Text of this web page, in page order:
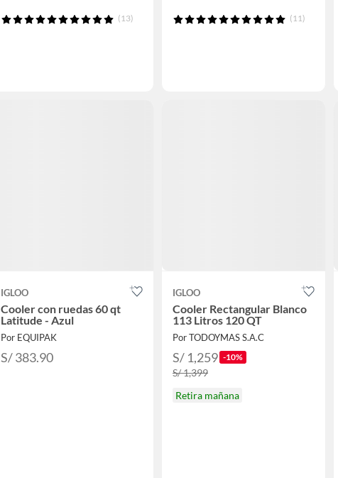
(13) (11)
IGLOO
Cooler con ruedas 60 qt
Latitude - Azul
Por EQUIPAK
S/ 383.90
IGLOO
Cooler Rectangular Blanco
113 Litros 120 QT
Por TODOYMAS S.A.C
S/ 1,259 -10%
S/ 1,399
Retira mañana